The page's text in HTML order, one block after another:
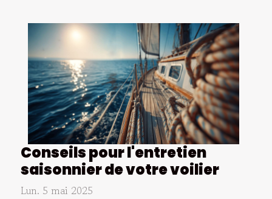
Conseils pour l'entretien
saisonnier de votre voilier
Lun. 5 mai 2025